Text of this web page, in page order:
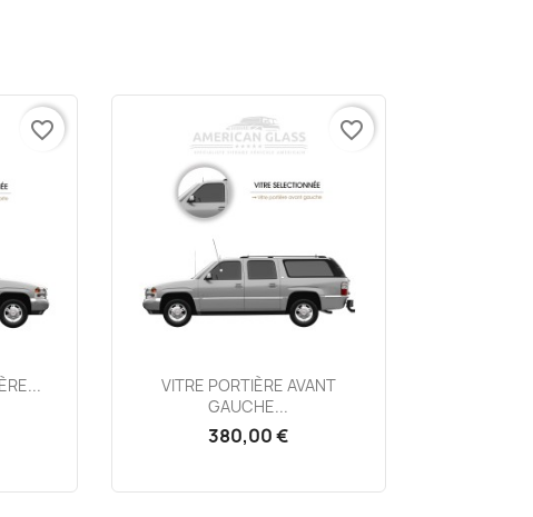
favorite_border
Aperçu rapide
VITRE PORTIÈRE AVANT
GAUCHE...
380,00 €
favorite_border